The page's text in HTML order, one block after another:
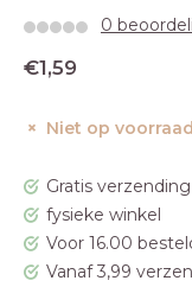
0
€1,59
Niet op voorraad
Gratis
fysieke winkel
Voor 16.00
Vanaf 3,99